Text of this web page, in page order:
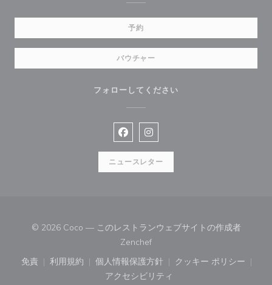
予約
バウチャー
フォローしてください
Facebook ((新しいウィンドウで
Instagram ((新しいウィンド
ニュースレター
© 2026 Coco — このレストランウェブサイトの作成者
Zenchef((新しいウィンドウで開きます))
免責
((新しいウィンドウで開きます))
利用規約
((新しいウィンドウで開きます))
個人情報保護方針
((新しいウィンドウで開きます))
クッキー ポリシー
((新しいウィ
アクセシビリティ
((新しいウィンドウで開きます))